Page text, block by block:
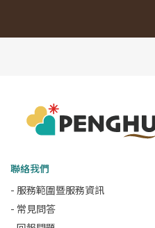
聯絡我們
- 服務範圍暨服務資訊
- 常見問答